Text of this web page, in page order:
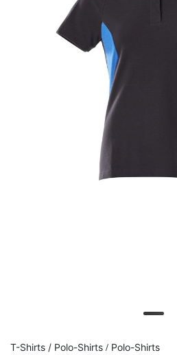
T-Shirts / Polo-Shirts / Polo-Shirts